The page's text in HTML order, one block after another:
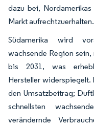
dazu bei,
Markt aufrechtzuerhalten.
Südamerika wird
wachsende Region
bis 2031, was
Hersteller widerspiegelt.
den Umsatzbeitrag;
schnellsten
verändernde